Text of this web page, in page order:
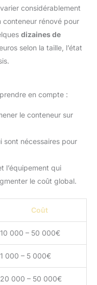
considérablement
conteneur rénové pour
dizaines de
selon la taille, l’état
en compte :
le conteneur sur
sont nécessaires pour
l’équipement qui
le coût global.
Coût
10 000 – 50 000€
1 000 – 5 000€
20 000 – 50 000€